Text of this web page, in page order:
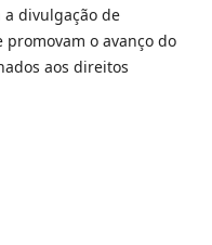
a divulgação de
promovam o avanço do
aos direitos